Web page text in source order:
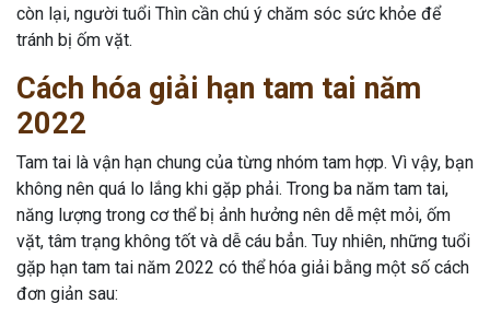
còn lại, người tuổi Thìn cần chú ý chăm sóc sức khỏe để
tránh bị ốm vặt.
Cách hóa giải hạn tam tai năm
2022
Tam tai là vận hạn chung của từng nhóm tam hợp. Vì vậy, bạn
không nên quá lo lắng khi gặp phải. Trong ba năm tam tai,
năng lượng trong cơ thể bị ảnh hưởng nên dễ mệt mỏi, ốm
vặt, tâm trạng không tốt và dễ cáu bẳn. Tuy nhiên, những tuổi
gặp hạn tam tai năm 2022 có thể hóa giải bằng một số cách
đơn giản sau: